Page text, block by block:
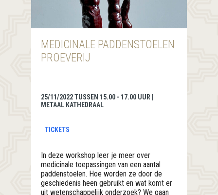
MEDICINALE PADDENSTOELEN
PROEVERIJ
25/11/2022 TUSSEN 15.00 - 17.00 UUR |
METAAL KATHEDRAAL
TICKETS
In deze workshop leer je meer over
medicinale toepassingen van een aantal
paddenstoelen. Hoe worden ze door de
geschiedenis heen gebruikt en wat komt er
uit wetenschappelijk onderzoek? We gaan